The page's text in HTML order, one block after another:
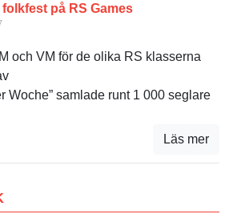
på RS Games
och VM för de olika RS klasserna
Woche” samlade runt 1 000 seglare
Läs mer